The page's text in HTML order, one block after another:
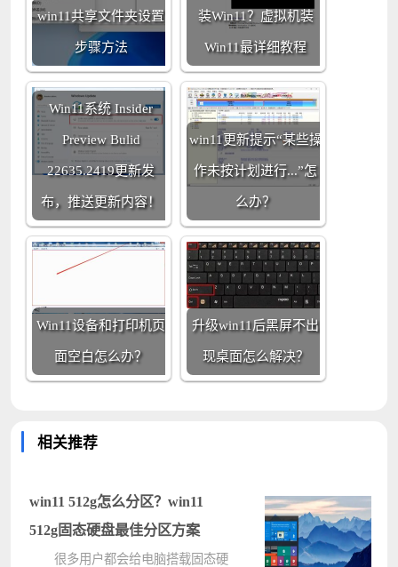
win11共享文件夹设置
步骤方法
装Win11？虚拟机装
Win11最详细教程
Win11系统 Insider
Preview Bulid
22635.2419更新发
布，推送更新内容！
win11更新提示“某些操
作未按计划进行...”怎
么办？
Win11设备和打印机页
面空白怎么办？
升级win11后黑屏不出
现桌面怎么解决？
相关推荐
win11 512g怎么分区？win11
512g固态硬盘最佳分区方案
很多用户都会给电脑搭载固态硬